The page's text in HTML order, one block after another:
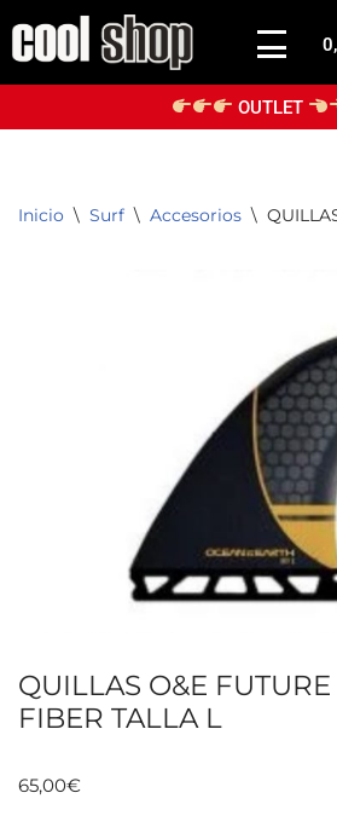
Saltar
OUTLET
Inicio \ Surf \ Accesorios \
QUILLAS O&E
FIBER TALLA L
65,00€